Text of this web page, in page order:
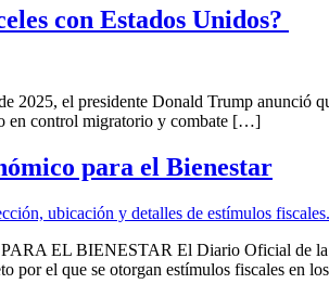
con Estados Unidos?
2025, el presidente Donald Trump anunció
en control migratorio y combate […]
para el Bienestar
EL BIENESTAR El Diario Oficial de la
por el que se otorgan estímulos fiscales en